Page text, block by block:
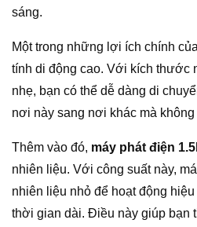
sáng.
Một trong những lợi ích chính
tính di động cao. Với kích thước
nhẹ, bạn có thể dễ dàng di
nơi này sang nơi khác mà
Thêm vào đó, máy phát điện
nhiên liệu. Với công suất này,
nhiên liệu nhỏ để hoạt động
thời gian dài. Điều này giúp bạn